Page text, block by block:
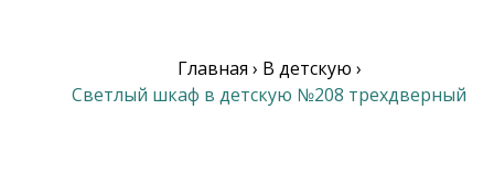
Главная › В детскую ›
Светлый шкаф в детскую №208 трехдверный